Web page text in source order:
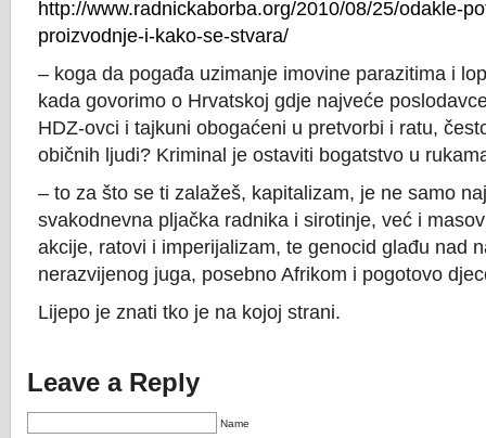
http://www.radnickaborba.org/2010/08/25/odakle-
proizvodnje-i-kako-se-stvara/
– koga da pogađa uzimanje imovine parazitima i
kada govorimo o Hrvatskoj gdje najveće
HDZ-ovci i tajkuni obogaćeni u pretvorbi i ratu,
običnih ljudi? Kriminal je ostaviti bogatstvo u
– to za što se ti zalažeš, kapitalizam, je ne samo
svakodnevna pljačka radnika i sirotinje, već i
akcije, ratovi i imperijalizam, te genocid glađu nad
nerazvijenog juga, posebno Afrikom i pogotovo
Lijepo je znati tko je na kojoj strani.
Leave a Reply
Name